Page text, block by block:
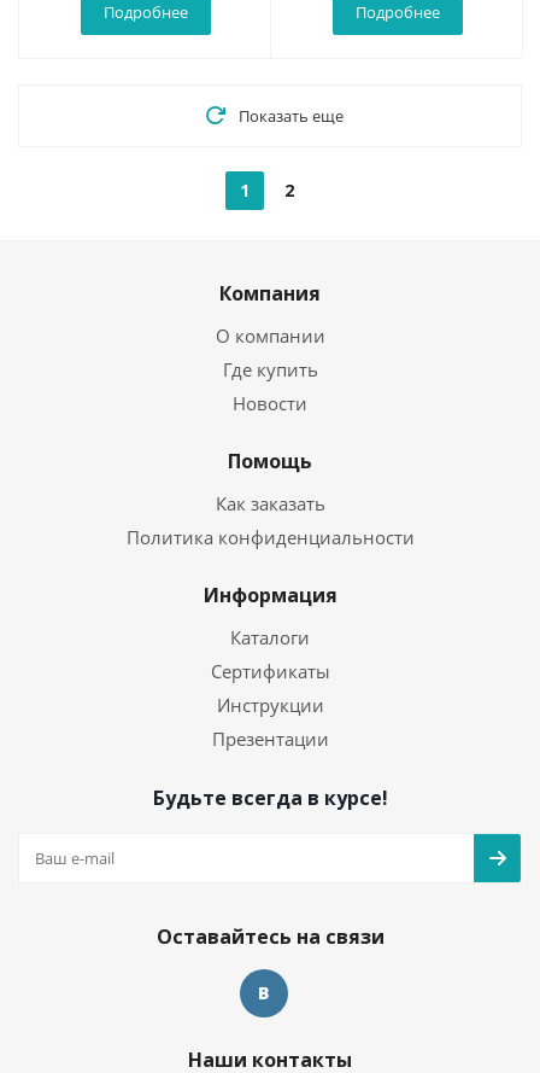
Подробнее Подробнее
Показать еще
1 2
Компания
О компании
Где купить
Новости
Помощь
Как заказать
Политика конфиденциальности
Информация
Каталоги
Сертификаты
Инструкции
Презентации
Будьте всегда в курсе!
Оставайтесь на связи
Наши контакты